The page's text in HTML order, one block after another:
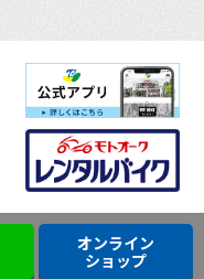
オンライン
ショップ